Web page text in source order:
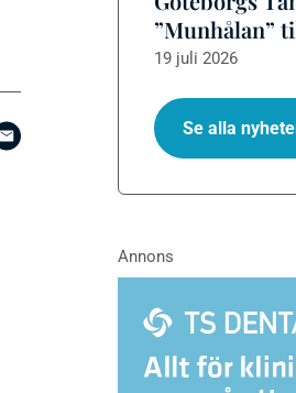
”Munhålan”
19 juli 2026
Se alla